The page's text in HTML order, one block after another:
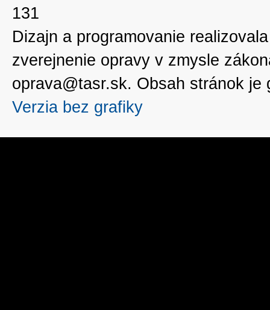
131
Dizajn a programovanie
zverejnenie opravy v zmysle
oprava@tasr.sk. Obsah stránok
Verzia bez grafiky